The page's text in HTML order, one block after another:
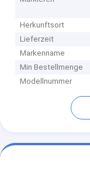
Herkunftsort
Lieferzeit
Markenname
Min Bestellmenge
Modellnummer